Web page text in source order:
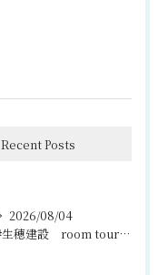
Recent Posts
2026/08/04
#生穂建設 room tour🏠